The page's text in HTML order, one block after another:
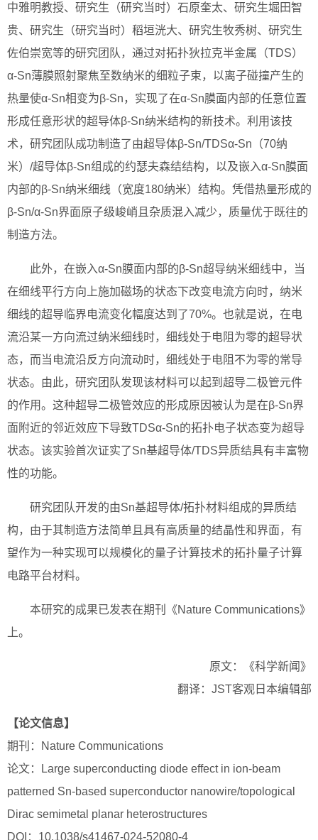
中雅明教授、研究生（研究当时）石原奎太、研究生堀田智
贵、研究生（研究当时）稻垣洸大、研究生牧秀树、研究生
佐伯崇宽等的研究团队，通过对拓扑狄拉克半金属（TDS）
α-Sn薄膜照射聚焦至数纳米的细粒子束，以离子碰撞产生的
热量使α-Sn相变为β-Sn，实现了在α-Sn膜面内部的任意位置
形成任意形状的超导体β-Sn纳米结构的新技术。利用该技
术，研究团队成功制造了由超导体β-Sn/TDSα-Sn（70纳
米）/超导体β-Sn组成的约瑟夫森结结构，以及嵌入α-Sn膜面
内部的β-Sn纳米细线（宽度180纳米）结构。凭借热量形成的
β-Sn/α-Sn界面原子级峻峭且杂质混入减少，质量优于既往的
制造方法。
此外，在嵌入α-Sn膜面内部的β-Sn超导纳米细线中，当
在细线平行方向上施加磁场的状态下改变电流方向时，纳米
细线的超导临界电流变化幅度达到了70%。也就是说，在电
流沿某一方向流过纳米细线时，细线处于电阻为零的超导状
态，而当电流沿反方向流动时，细线处于电阻不为零的常导
状态。由此，研究团队发现该材料可以起到超导二极管元件
的作用。这种超导二极管效应的形成原因被认为是在β-Sn界
面附近的邻近效应下导致TDSα-Sn的拓扑电子状态变为超导
状态。该实验首次证实了Sn基超导体/TDS异质结具有丰富物
性的功能。
研究团队开发的由Sn基超导体/拓扑材料组成的异质结
构，由于其制造方法简单且具有高质量的结晶性和界面，有
望作为一种实现可以规模化的量子计算技术的拓扑量子计算
电路平台材料。
本研究的成果已发表在期刊《Nature Communications》
上。
原文：《科学新闻》
翻译：JST客观日本编辑部
【论文信息】
期刊：Nature Communications
论文：Large superconducting diode effect in ion-beam
patterned Sn-based superconductor nanowire/topological
Dirac semimetal planar heterostructures
DOI：10.1038/s41467-024-52080-4